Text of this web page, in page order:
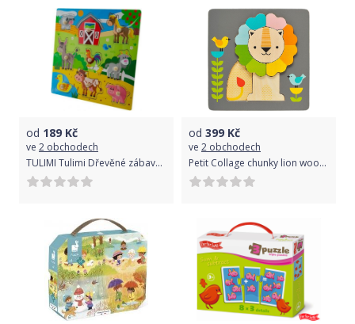
od 189 Kč
ve 2 obchodech
TULIMI Tulimi Dřevěné zábavné puzzle vkládací - Velká farma
od 399 Kč
ve 2 obchodech
Petit Collage chunky lion wood tray puzzle uni